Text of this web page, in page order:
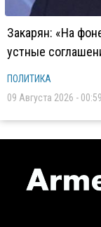
Закарян: «На
устные
ПОЛИТИКА
09 Августа 2026 - 00:59